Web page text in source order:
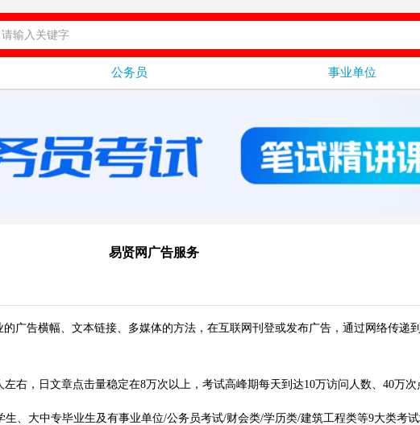
公务员 事业单位
易贤网广告服务
广告横幅、文本链接、多媒体的方法，在互联网刊登或发布广告，通过网络传递
右，日文章点击量稳定在8万次以上，考试高峰期每天到达10万访问人数、40万次
、大中专毕业生及有事业单位/公务员考试/财会类/学历类/建筑工程类等9大类考试